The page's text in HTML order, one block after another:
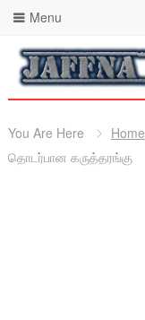
Menu
You Are Here Home
தொடர்பான கருத்தரங்கு